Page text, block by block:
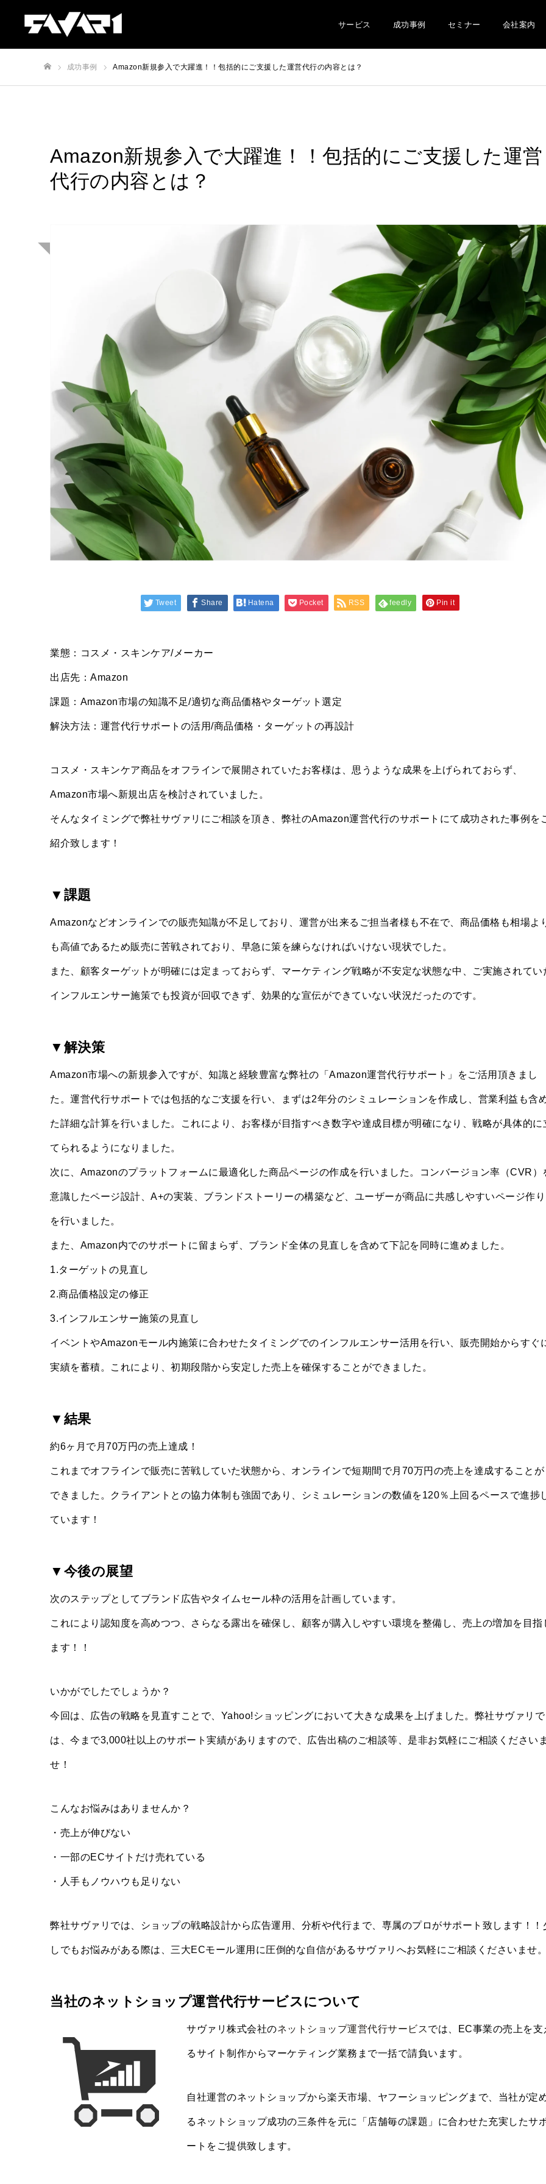
サービス 成功事例 セミナー 会社案内
成功事例 Amazon新規参入で大躍進！！包括的にご支援した運営代行の内容とは？
Amazon新規参入で大躍進！！包括的にご支援した運営
代行の内容とは？
Tweet Share Hatena Pocket RSS feedly Pin it
業態：コスメ・スキンケア/メーカー
出店先：Amazon
課題：Amazon市場の知識不足/適切な商品価格やターゲット選定
解決方法：運営代行サポートの活用/商品価格・ターゲットの再設計
コスメ・スキンケア商品をオフラインで展開されていたお客様は、思うような成果を上げられておらず、
Amazon市場へ新規出店を検討されていました。
そんなタイミングで弊社サヴァリにご相談を頂き、弊社のAmazon運営代行のサポートにて成功された事例を
紹介致します！
▼課題
Amazonなどオンラインでの販売知識が不足しており、運営が出来るご担当者様も不在で、商品価格も相場よ
も高値であるため販売に苦戦されており、早急に策を練らなければいけない現状でした。
また、顧客ターゲットが明確には定まっておらず、マーケティング戦略が不安定な状態な中、ご実施されてい
インフルエンサー施策でも投資が回収できず、効果的な宣伝ができていない状況だったのです。
▼解決策
Amazon市場への新規参入ですが、知識と経験豊富な弊社の「Amazon運営代行サポート」をご活用頂きまし
た。運営代行サポートでは包括的なご支援を行い、まずは2年分のシミュレーションを作成し、営業利益も含
た詳細な計算を行いました。これにより、お客様が目指すべき数字や達成目標が明確になり、戦略が具体的に
てられるようになりました。
次に、Amazonのプラットフォームに最適化した商品ページの作成を行いました。コンバージョン率（CVR）
意識したページ設計、A+の実装、ブランドストーリーの構築など、ユーザーが商品に共感しやすいページ作り
を行いました。
また、Amazon内でのサポートに留まらず、ブランド全体の見直しを含めて下記を同時に進めました。
1.ターゲットの見直し
2.商品価格設定の修正
3.インフルエンサー施策の見直し
イベントやAmazonモール内施策に合わせたタイミングでのインフルエンサー活用を行い、販売開始からすぐ
実績を蓄積。これにより、初期段階から安定した売上を確保することができました。
▼結果
約6ヶ月で月70万円の売上達成！
これまでオフラインで販売に苦戦していた状態から、オンラインで短期間で月70万円の売上を達成することが
できました。クライアントとの協力体制も強固であり、シミュレーションの数値を120％上回るペースで進捗
ています！
▼今後の展望
次のステップとしてブランド広告やタイムセール枠の活用を計画しています。
これにより認知度を高めつつ、さらなる露出を確保し、顧客が購入しやすい環境を整備し、売上の増加を目指
ます！！
いかがでしたでしょうか？
今回は、広告の戦略を見直すことで、Yahoo!ショッピングにおいて大きな成果を上げました。弊社サヴァリで
は、今まで3,000社以上のサポート実績がありますので、広告出稿のご相談等、是非お気軽にご相談ください
せ！
こんなお悩みはありませんか？
・売上が伸びない
・一部のECサイトだけ売れている
・人手もノウハウも足りない
弊社サヴァリでは、ショップの戦略設計から広告運用、分析や代行まで、専属のプロがサポート致します！！
しでもお悩みがある際は、三大ECモール運用に圧倒的な自信があるサヴァリへお気軽にご相談くださいませ
当社のネットショップ運営代行サービスについて
サヴァリ株式会社のネットショップ運営代行サービスでは、EC事業の売上を支
るサイト制作からマーケティング業務まで一括で請負います。
自社運営のネットショップから楽天市場、ヤフーショッピングまで、当社が定
るネットショップ成功の三条件を元に「店舗毎の課題」に合わせた充実したサ
ートをご提供致します。